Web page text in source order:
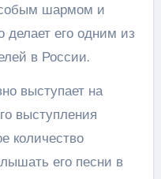
шармом и
делает его одним из
в России.
выступает на
выступления
количество
его песни в